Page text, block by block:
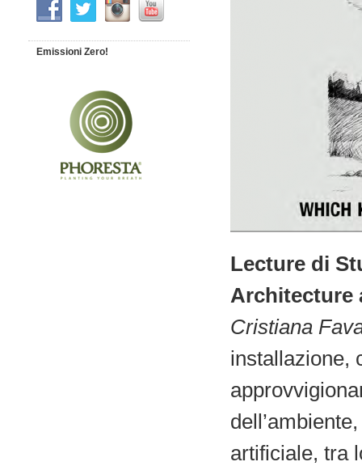
Lecture di
Architecture
Cristiana
installazione,
artificiale, tra
Emissioni Zero!